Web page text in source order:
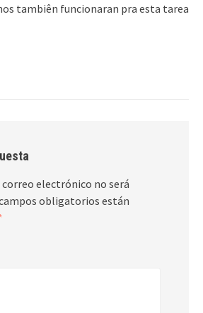
tambiên funcionaran pra esta tarea
correo electrónico no será
obligatorios están